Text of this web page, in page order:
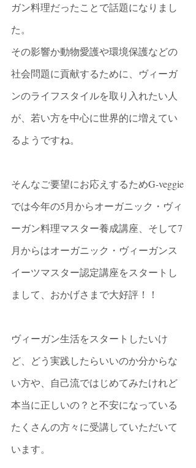
ガン料理だったことで話題になりまし
た。
その影響か動物愛護や環境保護などの
社会問題に貢献するために、ヴィーガ
ンのライフスタイルを取り入れたい人
が、若い方を中心に世界的に増えてい
るようですね。
そんなご要望にお応えするためG-veggie
では今年の5月からオーガニック・ヴィ
ーガン料理マスター養成講座、そして7
月からはオーガニック・ヴィーガンス
イーツマスター認定講座をスタートし
まして、おかげさまで大好評！！
ヴィーガン生活をスタートしたいけ
ど、どう実践したらいいのか分からな
い方や、自己流ではじめてみたけれど
本当に正しいの？と不安になっている
たくさんの方々に受講していただいて
います。